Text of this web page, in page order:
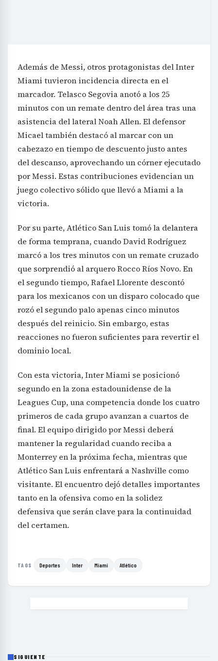
Además de Messi, otros protagonistas del Inter
Miami tuvieron incidencia directa en el
marcador. Telasco Segovia anotó a los 25
minutos con un remate dentro del área tras una
asistencia del lateral Noah Allen. El defensor
Micael también destacó al marcar con un
cabezazo en tiempo de descuento justo antes
del descanso, aprovechando un córner ejecutado
por Messi. Estas contribuciones evidencian un
juego colectivo sólido que llevó a Miami a la
victoria.
Por su parte, Atlético San Luis tomó la delantera
de forma temprana, cuando David Rodríguez
marcó a los tres minutos con un remate cruzado
que sorprendió al arquero Rocco Ríos Novo. En
el segundo tiempo, Rafael Llorente descontó
para los mexicanos con un disparo colocado que
rozó el segundo palo apenas cinco minutos
después del reinicio. Sin embargo, estas
reacciones no fueron suficientes para revertir el
dominio local.
Con esta victoria, Inter Miami se posicionó
segundo en la zona estadounidense de la
Leagues Cup, una competencia donde los cuatro
primeros de cada grupo avanzan a cuartos de
final. El equipo dirigido por Messi deberá
mantener la regularidad cuando reciba a
Monterrey en la próxima fecha, mientras que
Atlético San Luis enfrentará a Nashville como
visitante. El encuentro dejó detalles importantes
tanto en la ofensiva como en la solidez
defensiva que serán clave para la continuidad
del certamen.
TAGS Deportes Inter Miami Atlético
SIGUIENTE